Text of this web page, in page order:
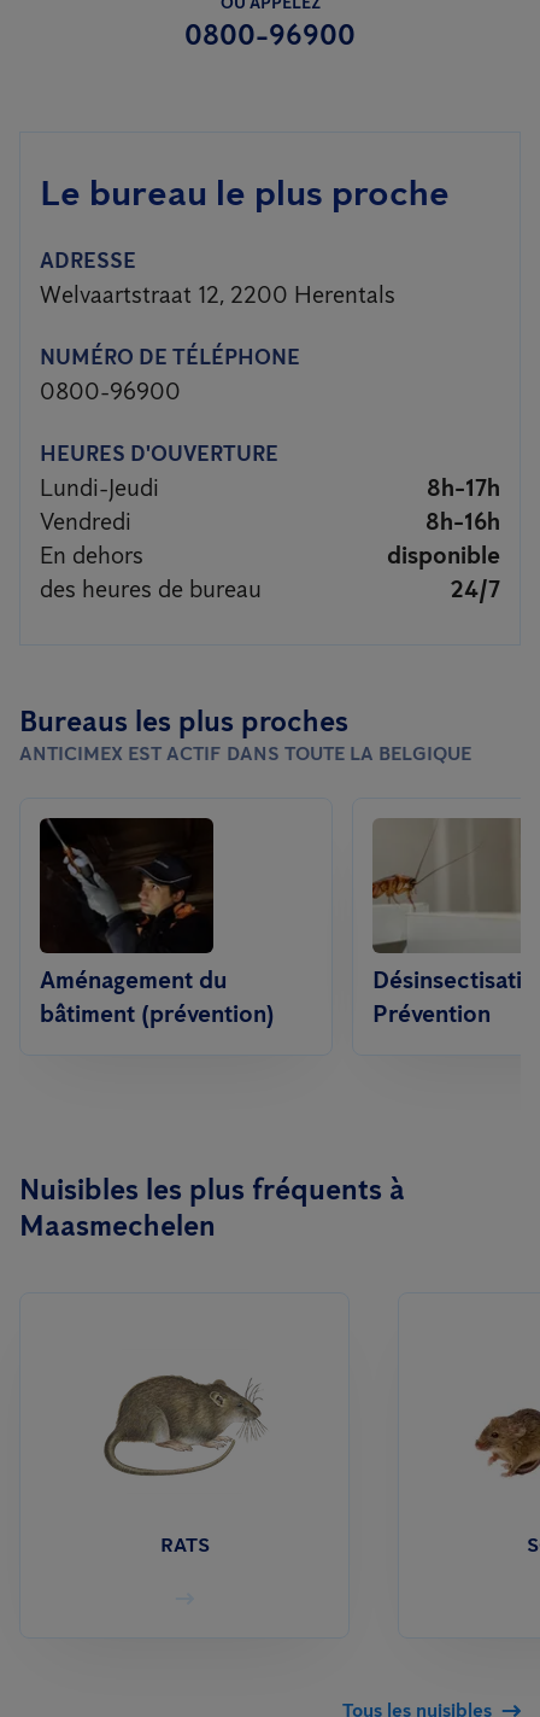
0800-96900
Le bureau le plus proche
ADRESSE
Welvaartstraat 12, 2200 Herentals
NUMÉRO DE TÉLÉPHONE
0800-96900
HEURES D'OUVERTURE
Lundi-Jeudi
8h-17h
Vendredi
8h-16h
En dehors
disponible
des heures de bureau
24/7
Bureaus les plus proches
ANTICIMEX EST ACTIF DANS TOUTE LA BELGIQUE
Aménagement du
bâtiment (prévention)
Prévention
Nuisibles les plus fréquents à
Maasmechelen
RATS
Tous les nuisibles